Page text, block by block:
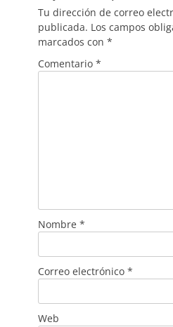
Tu dirección de correo
publicada. Los campos
marcados con *
Comentario *
Nombre *
Correo electrónico *
Web